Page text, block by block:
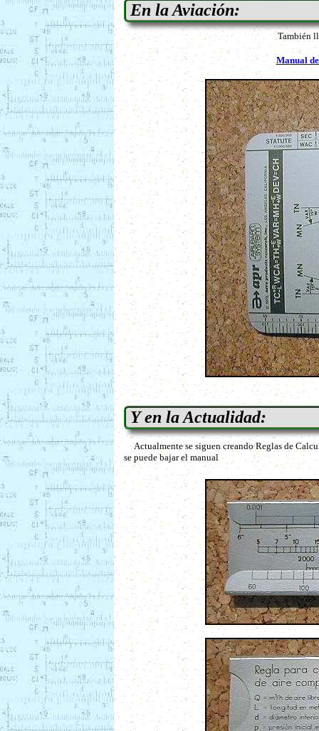
En la Aviación:
También
Manual
Y en la Actualidad:
Actualmente se siguen creando Reglas de
se puede bajar el manual